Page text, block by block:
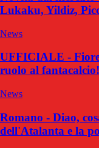
Lukaku, Yildiz,
News
UFFICIALE -
ruolo al
News
Romano - Diao,
dell'Atalanta e la